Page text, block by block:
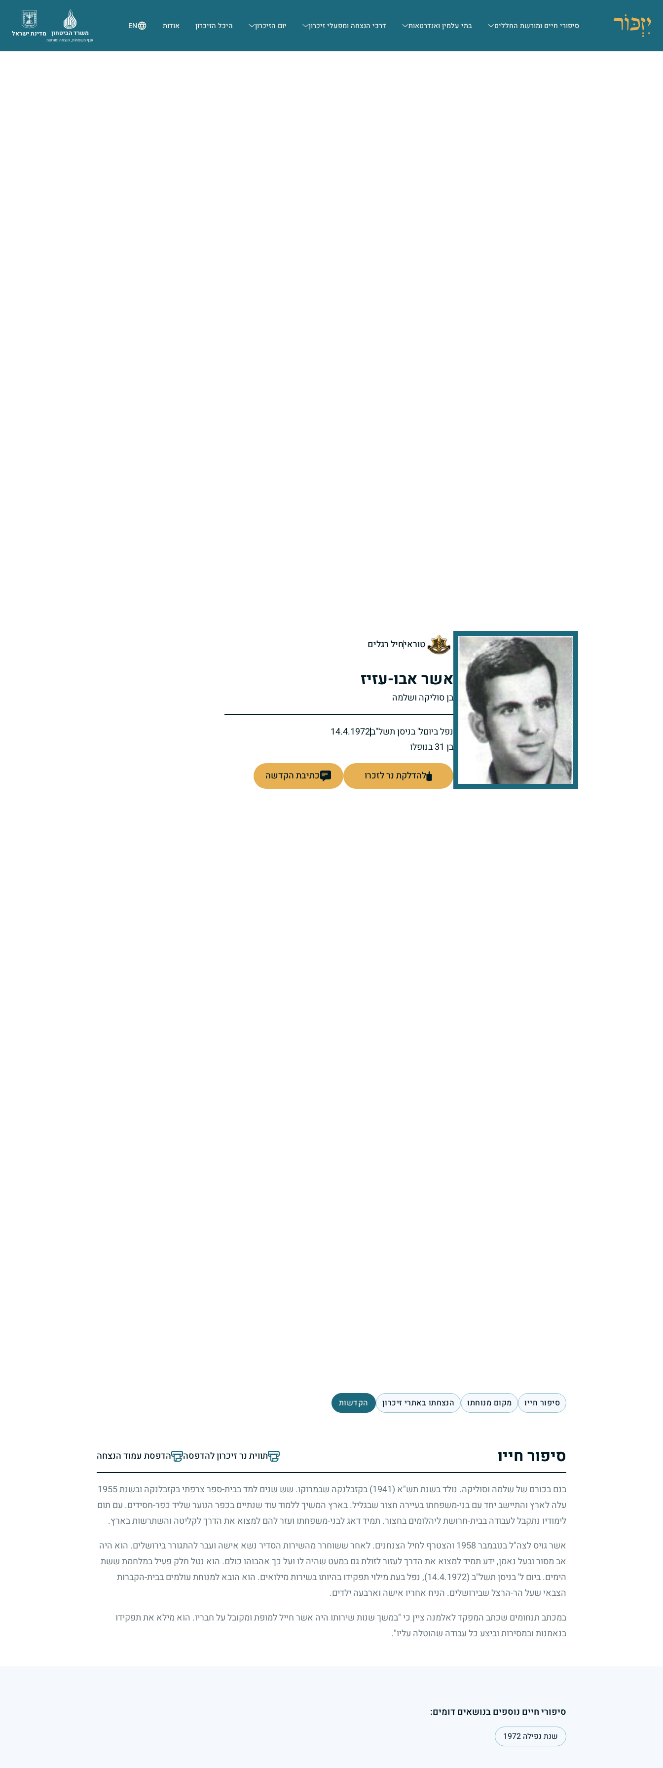
סיפורי חיים ומורשת החללים בתי עלמין ואנדרטאות דרכי הנצחה ומפעלי זיכרון יום הזיכרון היכל הזיכרון אודות EN
מדינת ישראל משרד הביטחון
אגף משפחות, הנצחה ומורשת
טוראיחיל רגלים
אשר אבו-עזיז
בן סוליקה ושלמה
נפל ביוםל' בניסן תשל"ב14.4.1972
בן 31 בנופלו
להדלקת נר לזכרו כתיבת הקדשה
סיפור חייו מקום מנוחתו הנצחתו באתרי זיכרון הקדשות
סיפור חייו תווית נר זיכרון להדפסה הדפסת עמוד הנצחה
בנם בכורם של שלמה וסוליקה. נולד בשנת תש"א (1941) בקזבלנקה שבמרוקו. שש שנים למד בבית-ספר צרפתי בקזבלנקה ובשנת1955
עלה לארץ והתיישב יחד עם בני-משפחתו בעיירה חצור שבגליל. בארץ המשיך ללמוד עוד שנתיים בכפר הנוער שליד כפר-חסידים. עם תום
לימודיו נתקבל לעבודה בבית-חרושת ליהלומים בחצור. תמיד דאג לבני-משפחתו ועזר להם למצוא את הדרך לקליטה והשתרשות בארץ.
אשר גויס לצה"ל בנובמבר1958 והצטרף לחיל הצנחנים. לאחר ששוחרר מהשירות הסדיר נשא אישה ועבר להתגורר בירושלים. הוא היה
אב מסור ובעל נאמן, ידע תמיד למצוא את הדרך לעזור לזולת גם במעט שהיה לו ועל כך אהבוהו כולם. הוא נטל חלק פעיל במלחמת ששת
הימים. ביום ל' בניסן תשל"ב(14.4.1972)
, נפל בעת מילוי תפקידו בהיותו בשירות מילואים. הוא הובא למנוחת עולמים בבית-הקברות
הצבאי שעל הר-הרצל שבירושלים. הניח אחריו אישה וארבעה ילדים.
במכתב תנחומים שכתב המפקד לאלמנה ציין כי "במשך שנות שירותו היה אשר חייל למופת ומקובל על חבריו. הוא מילא את תפקידו
בנאמנות ובמסירות וביצע כל עבודה שהוטלה עליו".
סיפורי חיים נוספים בנושאים דומים:
שנת נפילה 1972